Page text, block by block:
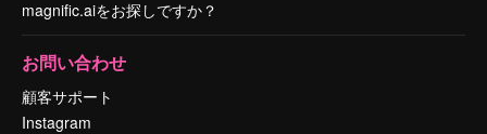
magnific.aiをお探しですか？
お問い合わせ
顧客サポート
Instagram